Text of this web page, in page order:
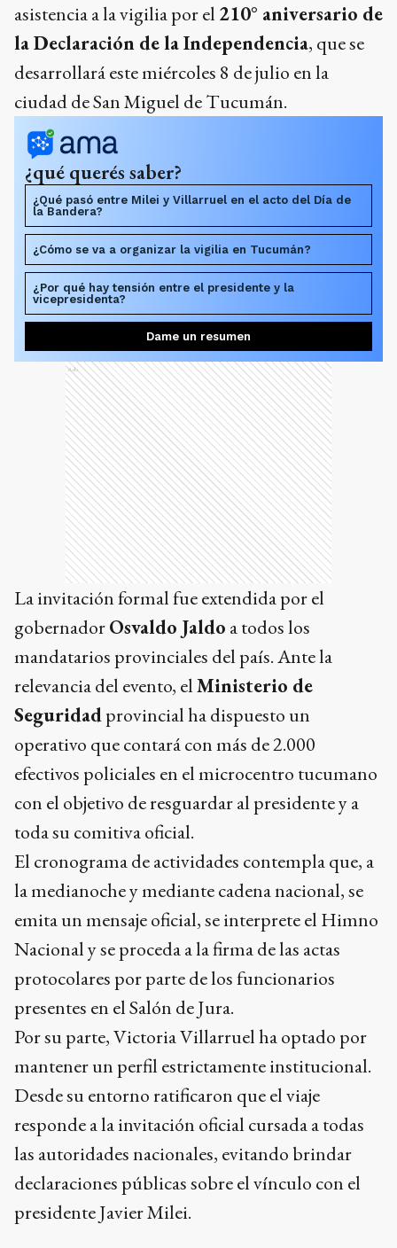
asistencia a la vigilia por el 210° aniversario de
la Declaración de la Independencia, que se
desarrollará este miércoles 8 de julio en la
ciudad de San Miguel de Tucumán.
¿qué querés saber?
¿Qué pasó entre Milei y Villarruel en el acto del Día de
la Bandera?
¿Cómo se va a organizar la vigilia en Tucumán?
¿Por qué hay tensión entre el presidente y la
vicepresidenta?
Dame un resumen
Ads
La invitación formal fue extendida por el
gobernadorOsvaldo Jaldo a todos los
mandatarios provinciales del país. Ante la
relevancia del evento, elMinisterio de
Seguridadprovincial ha dispuesto un
operativo que contará con más de 2.000
efectivos policiales en el microcentro tucumano
con el objetivo de resguardar al presidente y a
toda su comitiva oficial.
El cronograma de actividades contempla que, a
la medianoche y mediante cadena nacional, se
emita un mensaje oficial, se interprete el Himno
Nacional y se proceda a la firma de las actas
protocolares por parte de los funcionarios
presentes en el Salón de Jura.
Por su parte, Victoria Villarruel ha optado por
mantener un perfil estrictamente institucional.
Desde su entorno ratificaron que el viaje
responde a la invitación oficial cursada a todas
las autoridades nacionales, evitando brindar
declaraciones públicas sobre el vínculo con el
presidente Javier Milei.